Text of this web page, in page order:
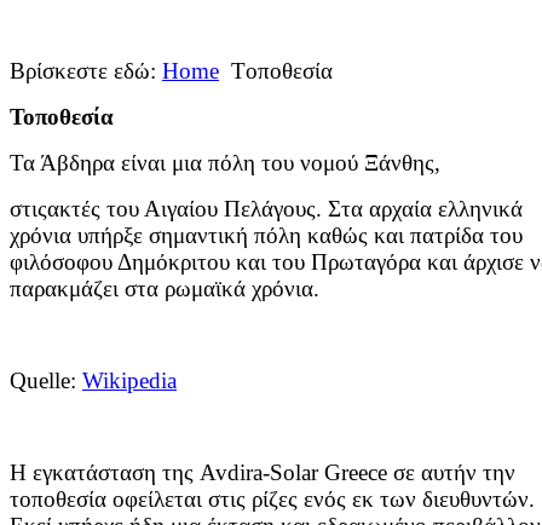
Βρίσκεστε εδώ: Home Tοποθεσία
Τοποθεσία
Τα Άβδηρα είναι μια πόλη του νομού Ξάνθης,
στιςακτές του Αιγαίου Πελάγους. Στα αρχαία ελληνικά
χρόνια υπήρξε σημαντική πόλη καθώς και πατρίδα του
φιλόσοφου Δημόκριτου και του Πρωταγόρα και άρχισε
παρακμάζει στα ρωμαϊκά χρόνια.
Quelle: Wikipedia
Η εγκατάσταση της Avdira-Solar Greece σε αυτήν την
τοποθεσία οφείλεται στις ρίζες ενός εκ των διευθυντών.